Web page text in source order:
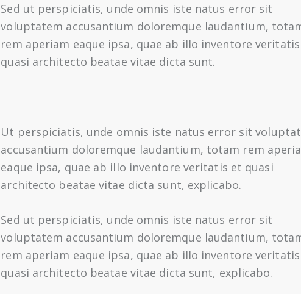
Sed ut perspiciatis, unde omnis iste natus error sit
voluptatem accusantium doloremque laudantium,
rem aperiam eaque ipsa, quae ab illo inventore
quasi architecto beatae vitae dicta sunt.
Ut perspiciatis, unde omnis iste natus error sit
accusantium doloremque laudantium, totam rem
eaque ipsa, quae ab illo inventore veritatis et quasi
architecto beatae vitae dicta sunt, explicabo.
Sed ut perspiciatis, unde omnis iste natus error sit
voluptatem accusantium doloremque laudantium,
rem aperiam eaque ipsa, quae ab illo inventore
quasi architecto beatae vitae dicta sunt, explicabo.